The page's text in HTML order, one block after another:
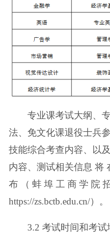
专业课考试大纲、
法、免文化课退役士兵
技能综合考查内容、以
内容、测试相关信息 将
布 （ 蚌 埠 工 商 学 院
https://zs.bctb.edu.cn/）。
3.2 考试时间和考试